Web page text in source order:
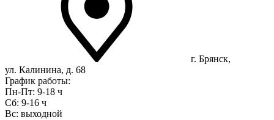
г. Брянск,
ул. Калинина, д. 68
График работы:
Пн-Пт: 9-18 ч
Сб: 9-16 ч
Вс: выходной